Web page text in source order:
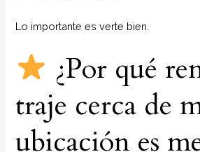
Lo importante es verte bien.
¿Por qué
traje cerca de
ubicación es